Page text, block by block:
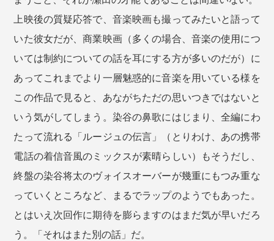
上映後の質疑応答で、音楽映画も撮ってみたいと語って
いた彼女だが、商業映画（多くの場合、音楽の使用につ
いては制約についての話を耳にする方が多いのだが）に
あってこれまでより一層魅惑的に音楽を用いている様を
この作品で見ると、あながちただの思いつきではないと
いう気がしてしまう。染谷の鼻歌にはじまり、全編にわ
たって流れる「ルージュの伝言」（とりわけ、あの携帯
電話の着信音風のミックスが素晴らしい）もそうだし、
終盤の染谷将太のヴォイスオーバーが幾重にもつみ重な
っていくところなど、まるでラップのようでもあった。
とはいえ次回作に期待を膨らますのはまだ気が早いだろ
う。「それはまた別の話」だ。